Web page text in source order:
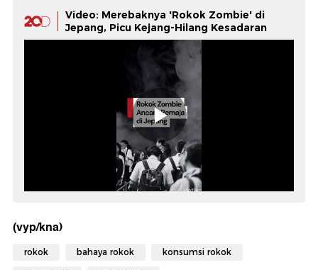
Video: Merebaknya 'Rokok Zombie' di
Jepang, Picu Kejang-Hilang Kesadaran
(vyp/kna)
rokok bahaya rokok konsumsi rokok